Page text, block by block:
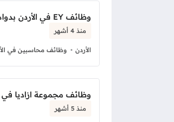
وظائف EY في الأردن بدوام كامل في مجال المالية
منذ 4 أشهر
الأردن وظائف محاسبين في
وظائف مجموعة ازاديا في
منذ 5 أشهر